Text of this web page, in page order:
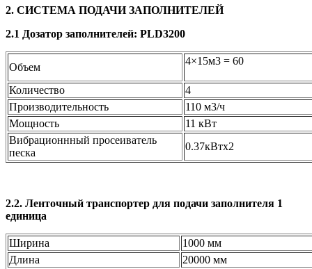
2. СИСТЕМА ПОДАЧИ ЗАПОЛНИТЕЛЕЙ
2.1 Дозатор заполнителей: PLD3200
Объем
4×15м3 = 60
Количество
4
Производительность
110 м3/ч
Мощность
11 кВт
Вибрационнный просеиватель
песка
0.37кВтx2
2.2. Ленточный транспортер для подачи заполнителя 1
единица
Ширина
1000 мм
Длина
20000 мм